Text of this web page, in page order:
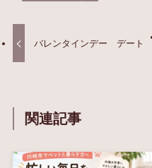
バレンタインデー デート
関連記事